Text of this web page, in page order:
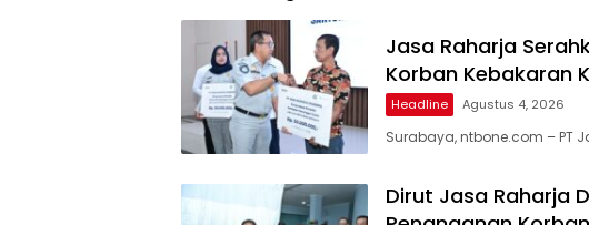
Jasa Raharja
Korban Kebakaran
Headline Agustus 4, 2026
Surabaya, ntbone.com – PT
Dirut Jasa Raharja